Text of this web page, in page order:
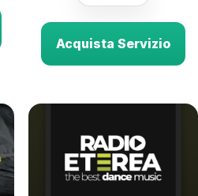
Acquista Servizio